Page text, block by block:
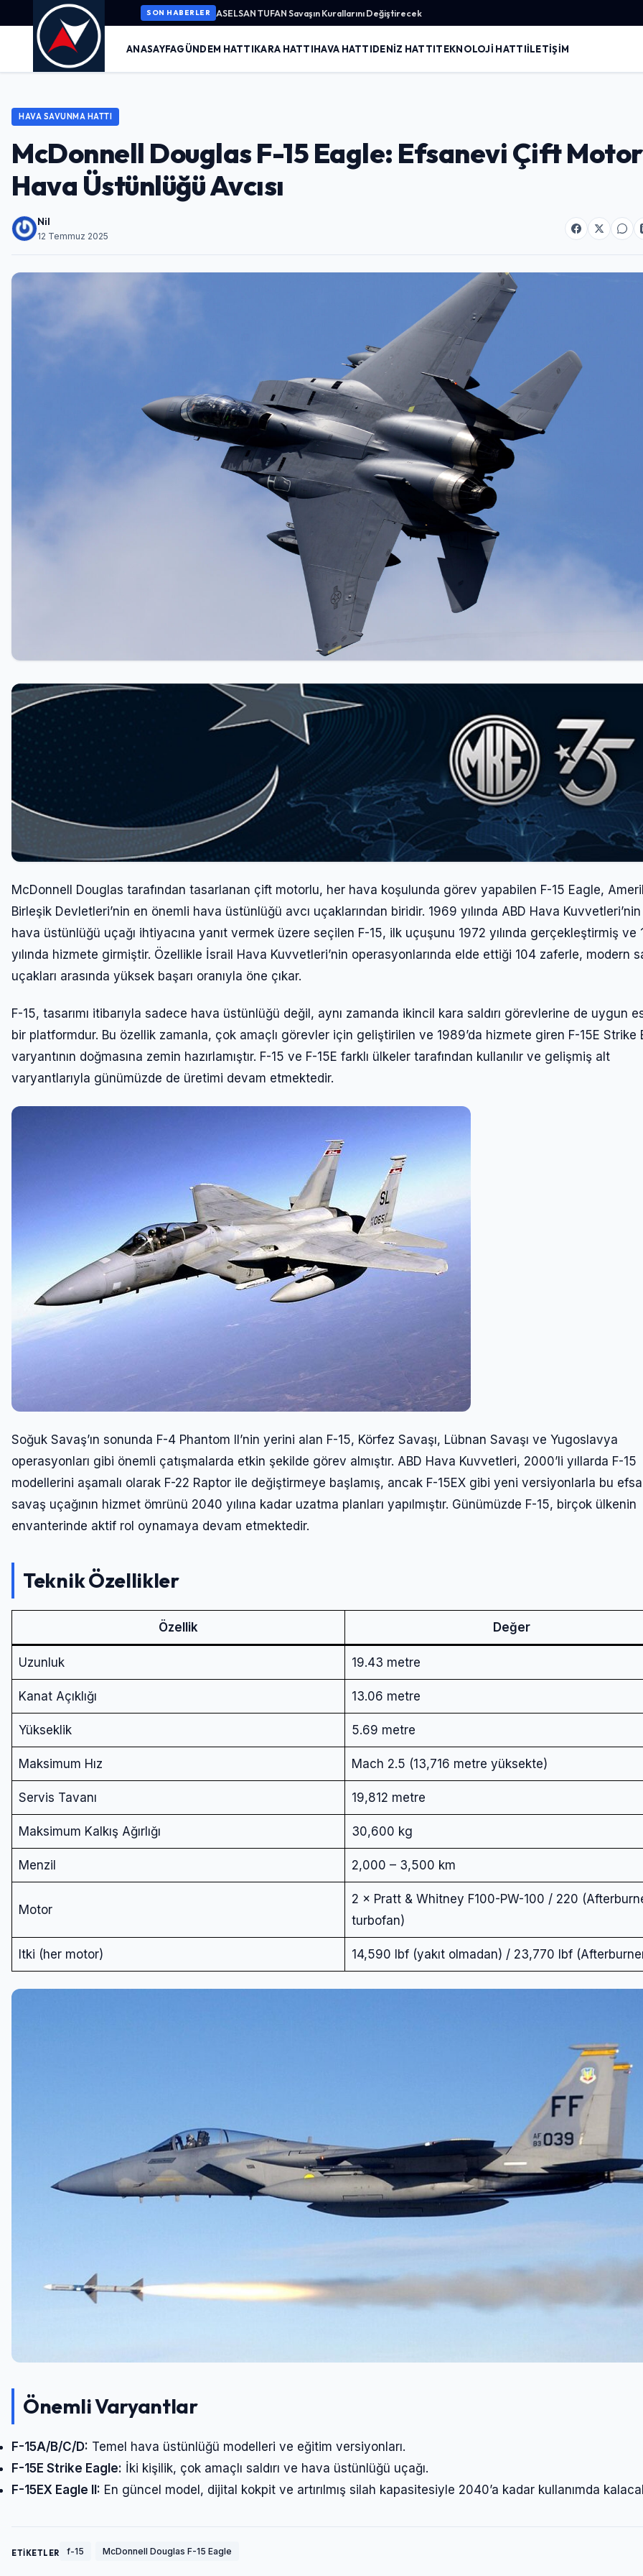
SON HABERLER ASELSAN TUFAN Savaşın Kurallarını Değiştirecek
ANASAYFAGÜNDEM HATTIKARA HATTIHAVA HATTIDENIZ HATTITEKNOLOJI HATTIİLETIŞIM
HAVA SAVUNMA HATTI
McDonnell Douglas F-15 Eagle: Efsanevi Çift
Hava Üstünlüğü Avcısı
Nil
12 Temmuz 2025
McDonnell Douglas tarafından tasarlanan çift motorlu, her hava koşulunda görev yapabilen F-15 Eagle,
Birleşik Devletleri’nin en önemli hava üstünlüğü avcı uçaklarından biridir. 1969 yılında ABD Hava
hava üstünlüğü uçağı ihtiyacına yanıt vermek üzere seçilen F-15, ilk uçuşunu 1972 yılında gerçekleştirmiş ve
yılında hizmete girmiştir. Özellikle İsrail Hava Kuvvetleri’nin operasyonlarında elde ettiği 104 zaferle, modern
uçakları arasında yüksek başarı oranıyla öne çıkar.
F-15, tasarımı itibarıyla sadece hava üstünlüğü değil, aynı zamanda ikincil kara saldırı görevlerine de uygun
bir platformdur. Bu özellik zamanla, çok amaçlı görevler için geliştirilen ve 1989’da hizmete giren F-15E Strike
varyantının doğmasına zemin hazırlamıştır. F-15 ve F-15E farklı ülkeler tarafından kullanılır ve gelişmiş alt
varyantlarıyla günümüzde de üretimi devam etmektedir.
Soğuk Savaş’ın sonunda F-4 Phantom II’nin yerini alan F-15, Körfez Savaşı, Lübnan Savaşı ve Yugoslavya
operasyonları gibi önemli çatışmalarda etkin şekilde görev almıştır. ABD Hava Kuvvetleri, 2000’li yıllarda F-15
modellerini aşamalı olarak F-22 Raptor ile değiştirmeye başlamış, ancak F-15EX gibi yeni versiyonlarla bu
savaş uçağının hizmet ömrünü 2040 yılına kadar uzatma planları yapılmıştır. Günümüzde F-15, birçok ülkenin
envanterinde aktif rol oynamaya devam etmektedir.
Teknik Özellikler
Özellik Değer
Uzunluk 19.43 metre
Kanat Açıklığı 13.06 metre
Yükseklik 5.69 metre
Maksimum Hız Mach 2.5 (13,716 metre yüksekte)
Servis Tavanı 19,812 metre
Maksimum Kalkış Ağırlığı 30,600 kg
Menzil 2,000 – 3,500 km
Motor
2 × Pratt & Whitney F100-PW-100 / 220
turbofan)
Itki (her motor) 14,590 lbf (yakıt olmadan) / 23,770 lbf
Önemli Varyantlar
F-15A/B/C/D: Temel hava üstünlüğü modelleri ve eğitim versiyonları.
F-15E Strike Eagle: İki kişilik, çok amaçlı saldırı ve hava üstünlüğü uçağı.
F-15EX Eagle II: En güncel model, dijital kokpit ve artırılmış silah kapasitesiyle 2040’a kadar kullanımda
ETİKETLER f-15 McDonnell Douglas F-15 Eagle
Giriş Yap
Beni Hatırla Şifremi Unuttum